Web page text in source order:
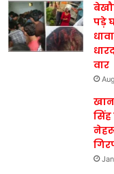
पड़े
वार